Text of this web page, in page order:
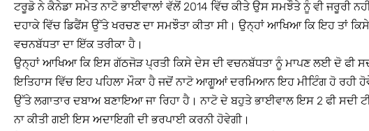
ਟਰੂਡੋ ਨੇ ਕੈਨੇਡਾ ਸਮੇਤ ਨਾਟੋ ਭਾਈਵਾਲਾਂ ਵੱਲੋਂ 2014 ਵਿੱਚ ਕੀਤੇ ਉਸ ਸਮਝੌਤੇ ਨੂੰ ਵੀ ਜਰੂਰੀ
ਦਹਾਕੇ ਵਿੱਚ ਡਿਫੈਂਸ ਉੱਤੇ ਖਰਚਣ ਦਾ ਸਮਝੌਤਾ ਕੀਤਾ ਸੀ। ਉਨ੍ਹਾਂ ਆਖਿਆ ਕਿ ਇਹ ਤਾਂ
ਵਚਨਬੱਧਤਾ ਦਾ ਇੱਕ ਤਰੀਕਾ ਹੈ।
ਉਨ੍ਹਾਂ ਆਖਿਆ ਕਿ ਇਸ ਗੱਠਜੋੜ ਪ੍ਰਤੀ ਕਿਸੇ ਦੇਸ ਦੀ ਵਚਨਬੱਧਤਾ ਨੂੰ ਮਾਪਣ ਲਈ ਦੋ ਫੀ
ਇਤਿਹਾਸ ਵਿੱਚ ਇਹ ਪਹਿਲਾ ਮੌਕਾ ਹੈ ਜਦੋਂ ਨਾਟੋ ਆਗੂਆਂ ਦਰਮਿਆਨ ਇਹ ਮੀਟਿੰਗ ਹੋ ਰਹੀ
ਉੱਤੇ ਲਗਾਤਾਰ ਦਬਾਅ ਬਣਾਇਆ ਜਾ ਰਿਹਾ ਹੈ। ਨਾਟੋ ਦੇ ਬਹੁਤੇ ਭਾਈਵਾਲ ਇਸ 2 ਫੀ ਸਦੀ
ਨਾ ਕੀਤੀ ਗਈ ਇਸ ਅਦਾਇਗੀ ਦੀ ਭਰਪਾਈ ਕਰਨੀ ਹੋਵੇਗੀ।